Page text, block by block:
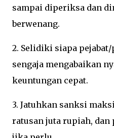
sampai diperiksa dan
berwenang.
2. Selidiki siapa
sengaja mengabaikan
keuntungan cepat.
3. Jatuhkan sanksi
ratusan juta rupiah, dan